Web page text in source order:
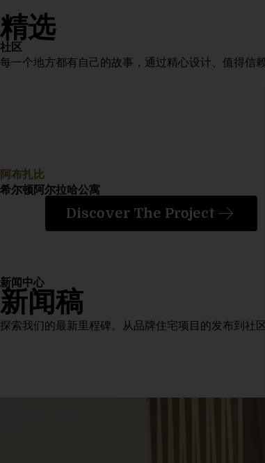
精选
社区
每一个地方都有自己的故事，通过精心设计、值得信
阿布扎比
希尔顿阿尔拉哈公寓
Discover The Project
新闻中心
新闻稿
探索我们的最新里程碑。从品牌住宅项目的发布到社